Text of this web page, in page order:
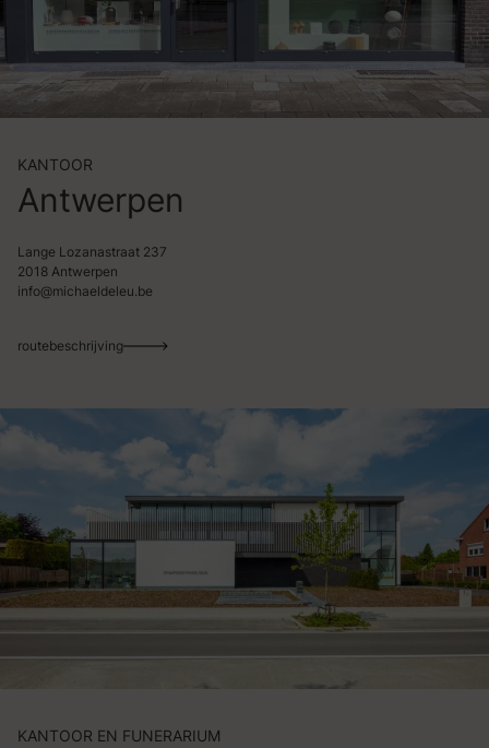
KANTOOR
Antwerpen
Lange Lozanastraat 237
2018 Antwerpen
info@michaeldeleu.be
routebeschrijving
KANTOOR EN FUNERARIUM